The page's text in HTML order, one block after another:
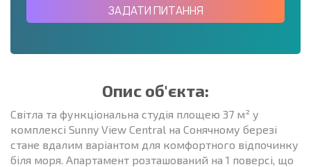
ЗАДАТИ ПИТАННЯ
Опис об'єкта:
Світла та функціональна студія площею 37 м² у
комплексі Sunny View Central на Сонячному березі
стане вдалим варіантом для комфортного відпочинку
біля моря. Апартамент розташований на 1 поверсі, що